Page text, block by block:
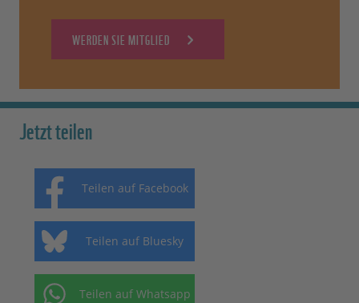
WERDEN SIE MITGLIED
Jetzt teilen
Teilen auf Facebook
Teilen auf Bluesky
Teilen auf Whatsapp